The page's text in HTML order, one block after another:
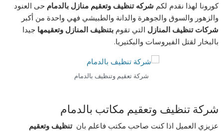
كورونا لهذا نقدم لكم شركه تنظيف وتعقيم منازل بالدمام حى العنود
والزهور والسوق والجوهرة والدانة والطبيشي فهي واحدة من أكبر
شركات تنظيف المنازل التي تقومبتنظيف المنازل وتعقيمها جيدا
بالبخار لقتل الفيروسات والبكتيريا.
شركة تعقيم وتنظيف بالدمام
شركة تنظيف وتعقيم مكاتب بالدمام
عزيزي العميل اذا كنت صاحب مكتب فاعلم بانتنظيف وتعقيم